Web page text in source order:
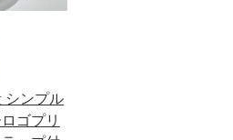
ンプル
ゴプリ